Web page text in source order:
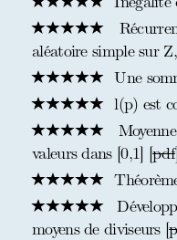
aléatoire simple sur
Une
l(p) est
valeurs dans [0,1] [pdf]
moyens de diviseurs [